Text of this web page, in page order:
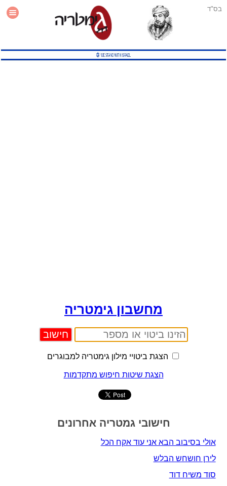
בס"ד
עזרה
מחשבון גימטריה
הצגת ביטויי מילון גימטריה למבוגרים
הצגת שיטות חיפוש מתקדמות
חישובי גמטריה אחרונים
אולי בסיבוב הבא אני עוד אקח הכל
לירן חושחש הבלש
סוד משיח דוד